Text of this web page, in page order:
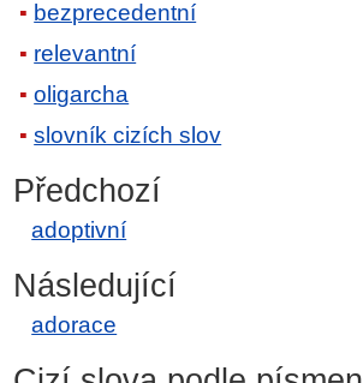
bezprecedentní
relevantní
oligarcha
slovník cizích slov
Předchozí
adoptivní
Následující
adorace